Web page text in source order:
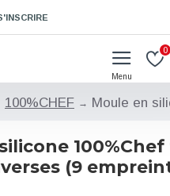
0
100%CHEF Moule en
(9